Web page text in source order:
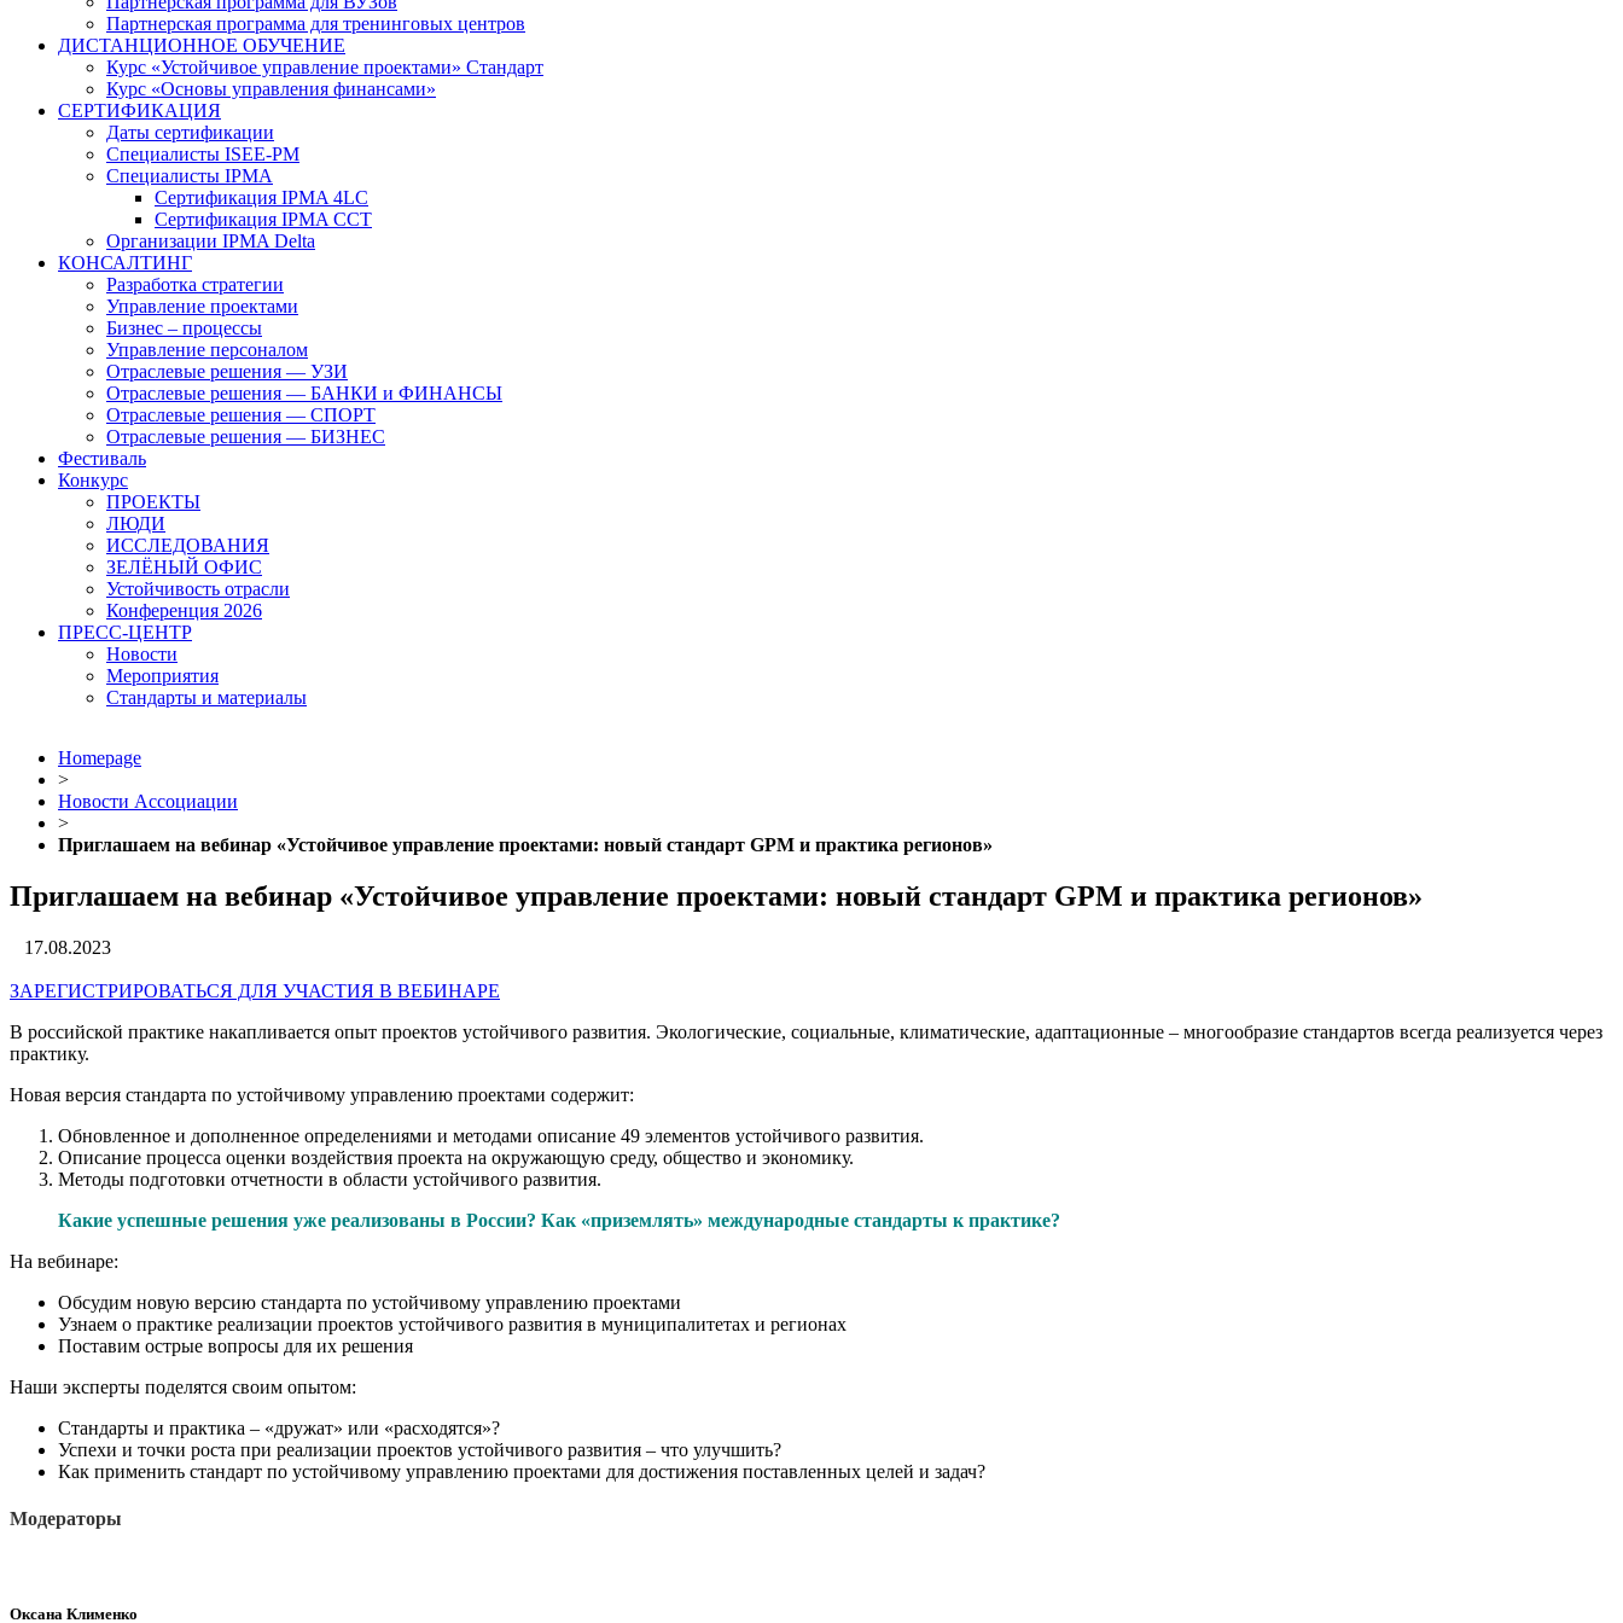
Партнерская программа для тренинговых центров
ДИСТАНЦИОННОЕ ОБУЧЕНИЕ
Курс «Устойчивое управление проектами» Стандарт
Курс «Основы управления финансами»
СЕРТИФИКАЦИЯ
Даты сертификации
Специалисты ISEE-PM
Специалисты IPMA
Сертификация IPMA 4LC
Сертификация IPMA CCT
Организации IPMA Delta
КОНСАЛТИНГ
Разработка стратегии
Управление проектами
Бизнес – процессы
Управление персоналом
Отраслевые решения — УЗИ
Отраслевые решения — БАНКИ и ФИНАНСЫ
Отраслевые решения — СПОРТ
Отраслевые решения — БИЗНЕС
Фестиваль
Конкурс
ПРОЕКТЫ
ЛЮДИ
ИССЛЕДОВАНИЯ
ЗЕЛЁНЫЙ ОФИС
Устойчивость отрасли
Конференция 2026
ПРЕСС-ЦЕНТР
Новости
Мероприятия
Стандарты и материалы
Homepage
>
Новости Ассоциации
>
Приглашаем на вебинар «Устойчивое управление проектами: новый стандарт GPM и практика регионов»
Приглашаем на вебинар «Устойчивое управление проектами: новый стандарт GPM и практика регионов»
17.08.2023
ЗАРЕГИСТРИРОВАТЬСЯ ДЛЯ УЧАСТИЯ В ВЕБИНАРЕ
В российской практике накапливается опыт проектов устойчивого развития. Экологические, социальные, климатические, адаптационные – многообразие стандартов всегда реализуется через
практику.
Новая версия стандарта по устойчивому управлению проектами содержит:
Обновленное и дополненное определениями и методами описание 49 элементов устойчивого развития.
Описание процесса оценки воздействия проекта на окружающую среду, общество и экономику.
Методы подготовки отчетности в области устойчивого развития.
Какие успешные решения уже реализованы в России? Как «приземлять» международные стандарты к практике?
На вебинаре:
Обсудим новую версию стандарта по устойчивому управлению проектами
Узнаем о практике реализации проектов устойчивого развития в муниципалитетах и регионах
Поставим острые вопросы для их решения
Наши эксперты поделятся своим опытом:
Стандарты и практика – «дружат» или «расходятся»?
Успехи и точки роста при реализации проектов устойчивого развития – что улучшить?
Как применить стандарт по устойчивому управлению проектами для достижения поставленных целей и задач?
Модераторы
Оксана Клименко